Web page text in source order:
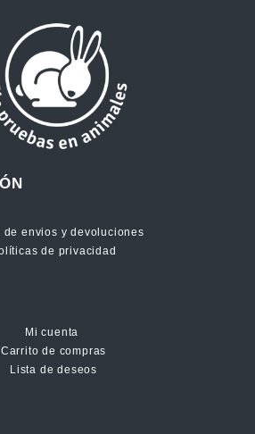
de envios y devoluciones
de privacidad
Mi cuenta
Carrito de compras
Lista de deseos